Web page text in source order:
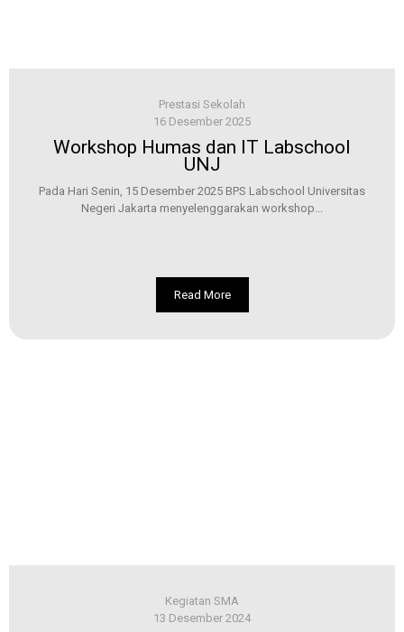
Prestasi Sekolah
16 Desember 2025
Workshop Humas dan IT Labschool
UNJ
Pada Hari Senin, 15 Desember 2025 BPS Labschool Universitas
Negeri Jakarta menyelenggarakan workshop...
Read More
Kegiatan SMA
13 Desember 2024